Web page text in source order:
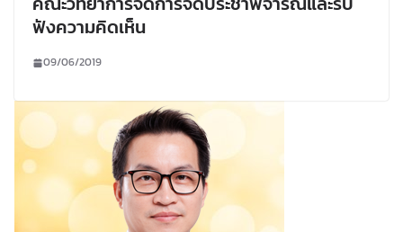
ฟังความคิดเห็น
09/06/2019